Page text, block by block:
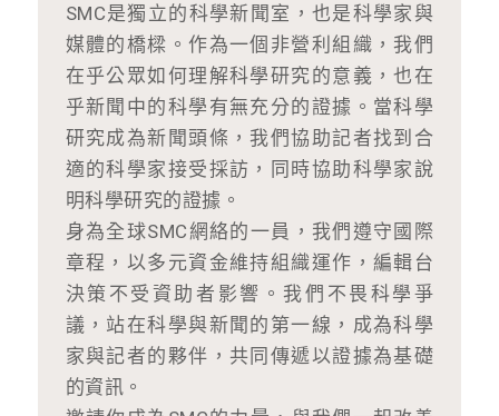
SMC是獨立的科學新聞室，也是科學家與
媒體的橋樑。作為一個非營利組織，我們
在乎公眾如何理解科學研究的意義，也在
乎新聞中的科學有無充分的證據。當科學
研究成為新聞頭條，我們協助記者找到合
適的科學家接受採訪，同時協助科學家說
明科學研究的證據。
身為全球SMC網絡的一員，我們遵守國際
章程，以多元資金維持組織運作，編輯台
決策不受資助者影響。我們不畏科學爭
議，站在科學與新聞的第一線，成為科學
家與記者的夥伴，共同傳遞以證據為基礎
的資訊。